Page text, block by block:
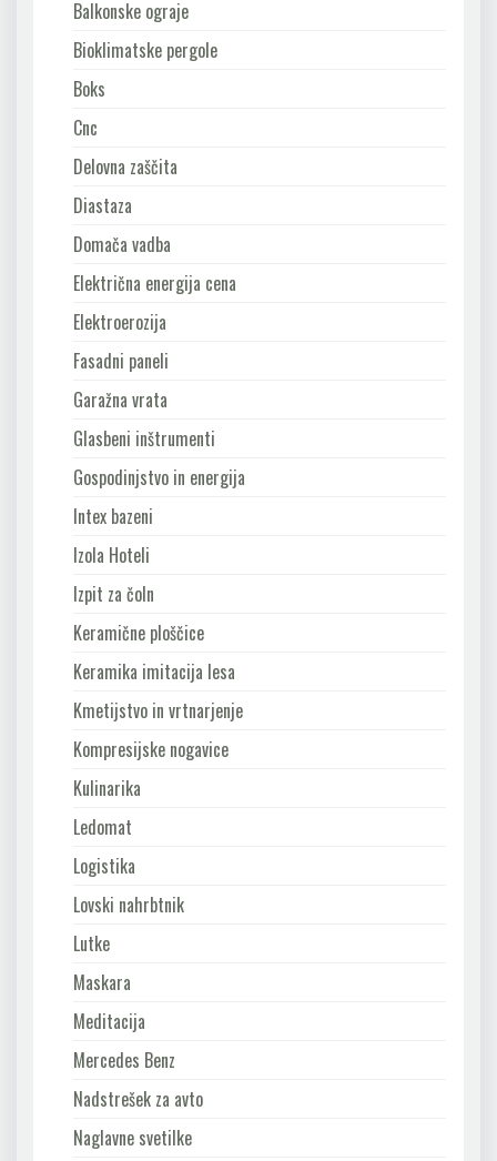
Balkonske ograje
Bioklimatske pergole
Boks
Cnc
Delovna zaščita
Diastaza
Domača vadba
Električna energija cena
Elektroerozija
Fasadni paneli
Garažna vrata
Glasbeni inštrumenti
Gospodinjstvo in energija
Intex bazeni
Izola Hoteli
Izpit za čoln
Keramične ploščice
Keramika imitacija lesa
Kmetijstvo in vrtnarjenje
Kompresijske nogavice
Kulinarika
Ledomat
Logistika
Lovski nahrbtnik
Lutke
Maskara
Meditacija
Mercedes Benz
Nadstrešek za avto
Naglavne svetilke